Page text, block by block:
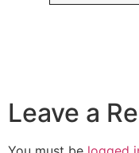
Leave a